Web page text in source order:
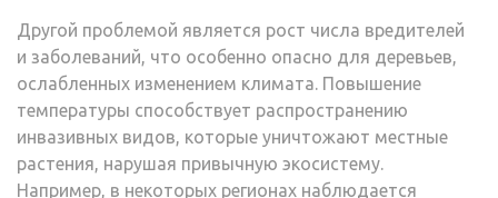
Другой проблемой является рост числа вредителей
и заболеваний, что особенно опасно для деревьев,
ослабленных изменением климата. Повышение
температуры способствует распространению
инвазивных видов, которые уничтожают местные
растения, нарушая привычную экосистему.
Например, в некоторых регионах наблюдается